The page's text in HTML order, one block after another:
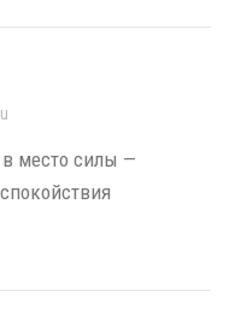
место силы —